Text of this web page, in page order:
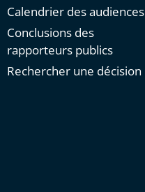
Calendrier des audiences
Conclusions des
rapporteurs publics
Rechercher une décision